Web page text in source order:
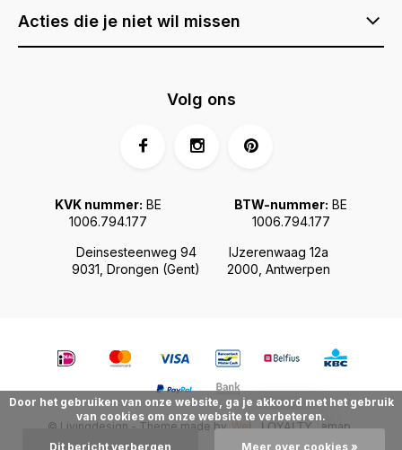
Acties die je niet wil missen
Deinsesteenweg 94
9031, Drongen (Gent)
IJzerenwaag 12a
2000, Antwerpen
KVK nummer: BE
1006.794.177
BTW-nummer: BE
1006.794.177
Volg ons
© Livingdesign - Theme made by Webdinge.nl Sitemap
Door het gebruiken van onze website, ga je akkoord met het gebruik
van cookies om onze website te verbeteren.
Dit bericht verbergen Meer over cookies »
LOYALTY